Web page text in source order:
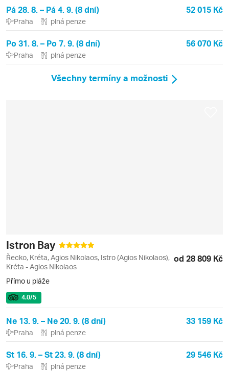
Pá 28. 8. – Pá 4. 9. (8 dní) 52 015 Kč
Praha plná penze
Po 31. 8. – Po 7. 9. (8 dní) 56 070 Kč
Praha plná penze
Všechny termíny a možnosti
Istron Bay
Řecko, Kréta, Agios Nikolaos, Istro (Agios Nikolaos),
Kréta - Agios Nikolaos
od 28 809 Kč
Přímo u pláže
4.0/5
Ne 13. 9. – Ne 20. 9. (8 dní) 33 159 Kč
Praha plná penze
St 16. 9. – St 23. 9. (8 dní) 29 546 Kč
Praha plná penze